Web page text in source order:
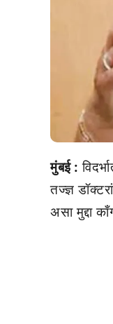
मुंबई :
तज्ज्ञ
असा मुद्दा